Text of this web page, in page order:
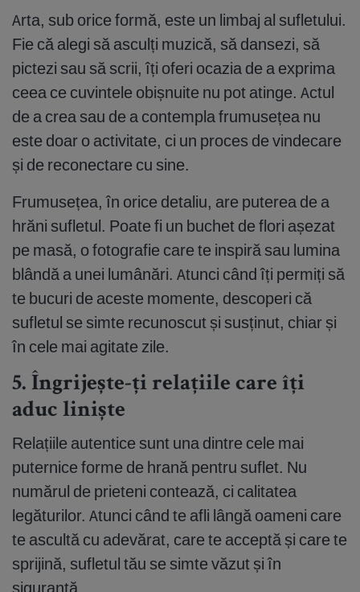
Arta, sub orice formă, este un limbaj al sufletului.
Fie că alegi să asculți muzică, să dansezi, să
pictezi sau să scrii, îți oferi ocazia de a exprima
ceea ce cuvintele obișnuite nu pot atinge. Actul
de a crea sau de a contempla frumusețea nu
este doar o activitate, ci un proces de vindecare
și de reconectare cu sine.
Frumusețea, în orice detaliu, are puterea de a
hrăni sufletul. Poate fi un buchet de flori așezat
pe masă, o fotografie care te inspiră sau lumina
blândă a unei lumânări. Atunci când îți permiți să
te bucuri de aceste momente, descoperi că
sufletul se simte recunoscut și susținut, chiar și
în cele mai agitate zile.
5. Îngrijește-ți relațiile care îți
aduc liniște
Relațiile autentice sunt una dintre cele mai
puternice forme de hrană pentru suflet. Nu
numărul de prieteni contează, ci calitatea
legăturilor. Atunci când te afli lângă oameni care
te ascultă cu adevărat, care te acceptă și care te
sprijină, sufletul tău se simte văzut și în
siguranță.